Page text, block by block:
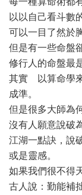
以以自己看斗數
可以一目了然於
但是有一些命盤
修行人的命盤最
其實 以算命學
成準。
但是很多大師為
沒有人願意說破
江湖一點訣，說
或是靈感。
如果我們很不得
古人說：勤能補